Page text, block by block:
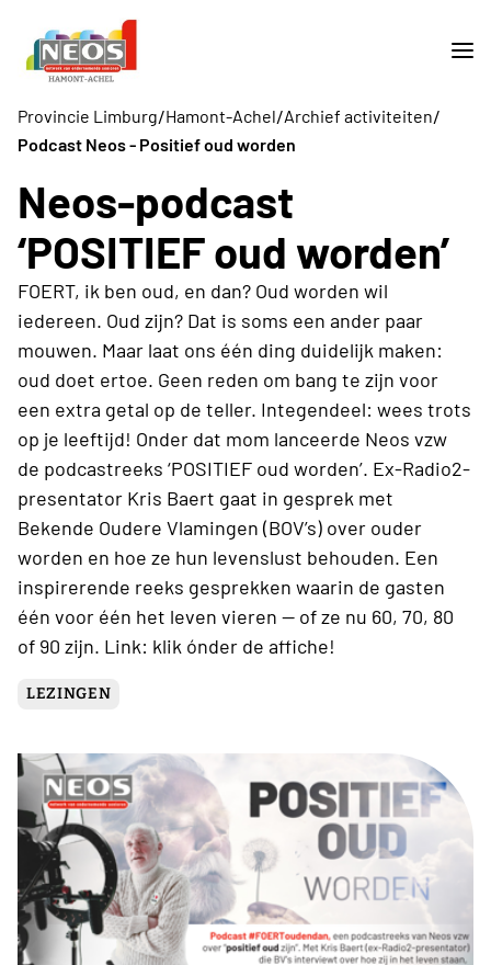
Provincie Limburg/Hamont-Achel/Archief activiteiten/
Podcast Neos - Positief oud worden
Neos-podcast
‘POSITIEF oud worden’
FOERT, ik ben oud, en dan? Oud worden wil
iedereen. Oud zijn? Dat is soms een ander paar
mouwen. Maar laat ons één ding duidelijk maken:
oud doet ertoe. Geen reden om bang te zijn voor
een extra getal op de teller. Integendeel: wees trots
op je leeftijd! Onder dat mom lanceerde Neos vzw
de podcastreeks ‘POSITIEF oud worden’. Ex-Radio2-
presentator Kris Baert gaat in gesprek met
Bekende Oudere Vlamingen (BOV’s) over ouder
worden en hoe ze hun levenslust behouden. Een
inspirerende reeks gesprekken waarin de gasten
één voor één het leven vieren — of ze nu 60, 70, 80
of 90 zijn. Link: klik ónder de affiche!
LEZINGEN